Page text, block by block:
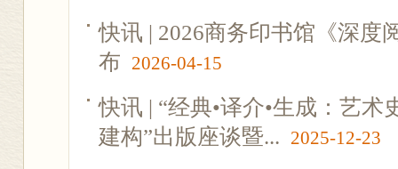
快讯 | 2026商务印书馆《深度
布 2026-04-15
快讯 | “经典•译介•生成：艺
建构”出版座谈暨... 2025-12-23